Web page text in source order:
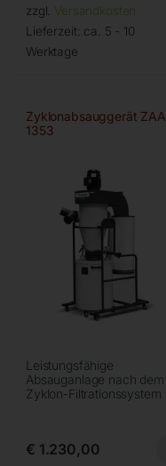
zzgl. Versandkosten
Lieferzeit: ca. 5 - 10
Werktage
Zyklonabsauggerät ZAA
1353
Leistungsfähige
Absauganlage nach dem
Zyklon-Filtrationssystem
€ 1.230,00